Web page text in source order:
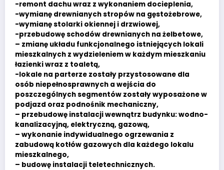
-remont dachu wraz z wykonaniem docieplenia,
-wymianę drewnianych stropów na gęstożebrowe,
-wymianę stolarki okiennej i drzwiowej,
-przebudowę schodów drewnianych na żelbetowe,
– zmianę układu funkcjonalnego istniejących lokali
mieszkalnych z wydzieleniem w każdym mieszkaniu
łazienki wraz z toaletą,
-lokale na parterze zostały przystosowane dla
osób niepełnosprawnych a wejścia do
poszczególnych segmentów zostały wyposażone w
podjazd oraz podnośnik mechaniczny,
– przebudowę instalacji wewnątrz budynku: wodno-
kanalizacyjną, elektryczną, gazową,
– wykonanie indywidualnego ogrzewania z
zabudową kotłów gazowych dla każdego lokalu
mieszkalnego,
– budowę instalacji teletechnicznych.